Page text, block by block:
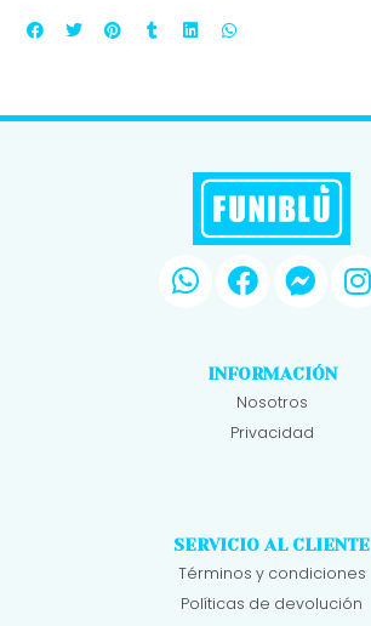
INFORMACIÓN
Nosotros
Privacidad
SERVICIO AL CLIENTE
Términos y condiciones
Políticas de devolución